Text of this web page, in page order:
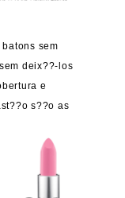
sem
deix??-los
e
s??o as